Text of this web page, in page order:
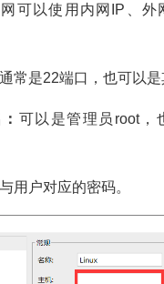
可以使用内网IP、外
通常是22端口，也可以是
可以是管理员root，
与用户对应的密码。